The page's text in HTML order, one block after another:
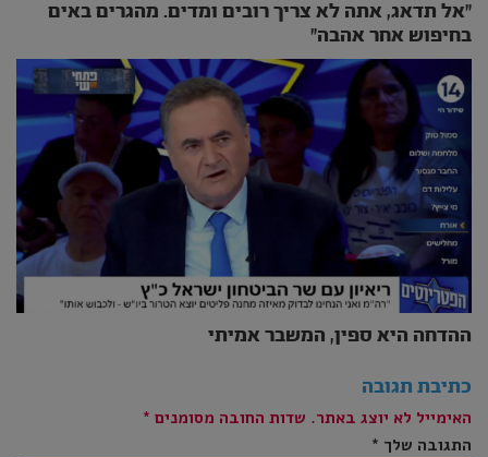
״אל תדאג, אתה לא צריך רובים ומדים. מהגרים באים
בחיפוש אחר אהבה״
ההדחה היא ספין, המשבר אמיתי
כתיבת תגובה
האימייל לא יוצג באתר. שדות החובה מסומנים *
התגובה שלך *